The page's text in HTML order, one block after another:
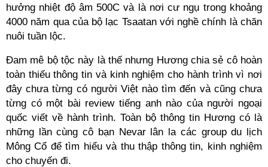
hưởng nhiệt độ âm 500C và là nơi cư ngụ trong khoảng
4000 năm qua của bộ lạc Tsaatan với nghề chính là chăn
nuôi tuần lộc.
Đam mê bộ tộc này là thế nhưng Hương chia sẻ cô hoàn
toàn thiếu thông tin và kinh nghiệm cho hành trình vì nơi
đây chưa từng có người Việt nào tìm đến và cũng chưa
từng có một bài review tiếng anh nào của người ngoại
quốc viết về hành trình. Toàn bộ thông tin Hương có là
những lần cùng cô bạn Nevar lân la các group du lịch
Mông Cổ để tìm hiểu và thu thập thông tin, kinh nghiệm
cho chuyến đi.